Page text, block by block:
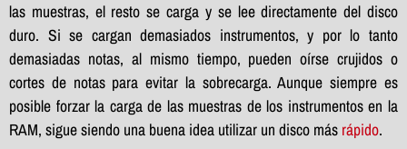
las muestras, el resto se carga y se lee directamente del disco
duro. Si se cargan demasiados instrumentos, y por lo tanto
demasiadas notas, al mismo tiempo, pueden oírse crujidos o
cortes de notas para evitar la sobrecarga. Aunque siempre es
posible forzar la carga de las muestras de los instrumentos en la
RAM, sigue siendo una buena idea utilizar un disco más rápido.